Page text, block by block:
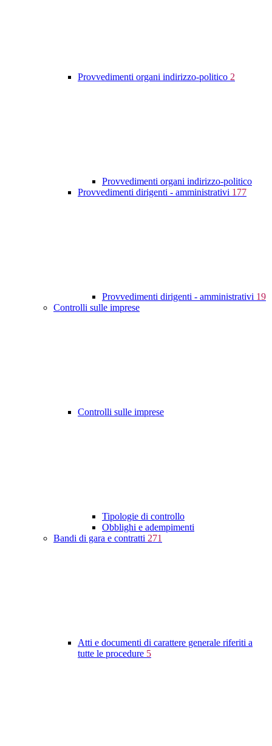
Provvedimenti organi indirizzo-politico 2
Provvedimenti organi indirizzo-politico
Provvedimenti dirigenti - amministrativi 177
Provvedimenti dirigenti - amministrativi 19
Controlli sulle imprese
Controlli sulle imprese
Tipologie di controllo
Obblighi e adempimenti
Bandi di gara e contratti 271
Atti e documenti di carattere generale riferiti a
tutte le procedure 5